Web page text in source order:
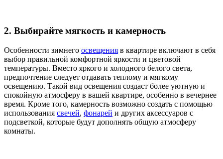
2. Выбирайте мягкость и камерность
Особенности зимнего освещения в квартире включают в себя
выбор правильной комфортной яркости и цветовой
температуры. Вместо яркого и холодного белого света,
предпочтение следует отдавать теплому и мягкому
освещению. Такой вид освещения создаст более уютную и
спокойную атмосферу в вашей квартире, особенно в вечернее
время. Кроме того, камерность возможно создать с помощью
использования свечей, фонарей и других аксессуаров с
подсветкой, которые будут дополнять общую атмосферу
комнаты.